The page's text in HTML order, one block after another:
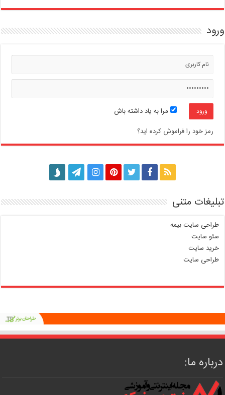
ورود
مرا به یاد داشته باش
رمز خود را فراموش کرده اید؟
تبلیغات متنی
طراحی سایت بیمه
سئو سایت
خرید سایت
طراحی سایت
درباره ما: